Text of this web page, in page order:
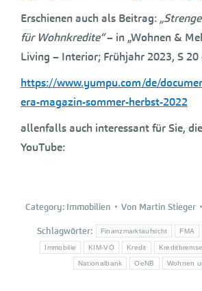
Erschienen auch als Beitrag:
für Wohnkredite“– in „Wohnen &
Living – Interior; Frühjahr 2023, S 20
https://www.yumpu.com/de/
era-magazin-sommer-herbst-2022
allenfalls auch interessant für Sie, die
YouTube:
Category: Immobilien Von Martin Stieger
Schlagwörter: Finanzmarktaufsicht FMA
Immobilie KIM-VO Kredit Kreditbremse
Nationalbank OeNB Wohnen